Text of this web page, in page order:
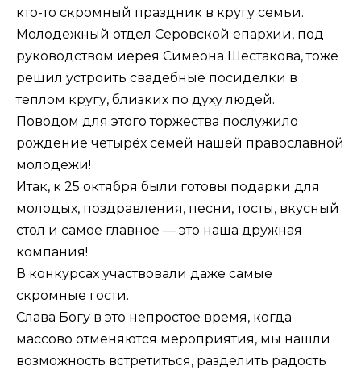
кто-то скромный праздник в кругу семьи.
Молодежный отдел Серовской епархии, под
руководством иерея Симеона Шестакова, тоже
решил устроить свадебные посиделки в
теплом кругу, близких по духу людей.
Поводом для этого торжества послужило
рождение четырёх семей нашей православной
молодёжи!
Итак, к 25 октября были готовы подарки для
молодых, поздравления, песни, тосты, вкусный
стол и самое главное — это наша дружная
компания!
В конкурсах участвовали даже самые
скромные гости.
Слава Богу в это непростое время, когда
массово отменяются мероприятия, мы нашли
возможность встретиться, разделить радость